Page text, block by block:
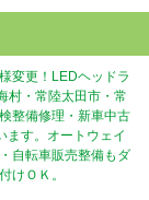
変更！LEDヘッドラ
村・常陸太田市・常
整備修理・新車中古
ます。オートウェイ
自転車販売整備もダ
けＯＫ。